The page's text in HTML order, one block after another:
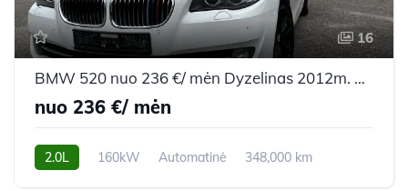
16
BMW 520 nuo 236 €/ mėn Dyzelinas 2012m. Universalas Automatinė
nuo 236 €/ mėn
2.0L 160kW Automatinė
348,000 km